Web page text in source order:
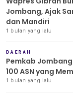
Jombang, Ajak
dan Mandiri
1 bulan yang lalu
DAERAH
Pemkab
100 ASN yang
1 bulan yang lalu